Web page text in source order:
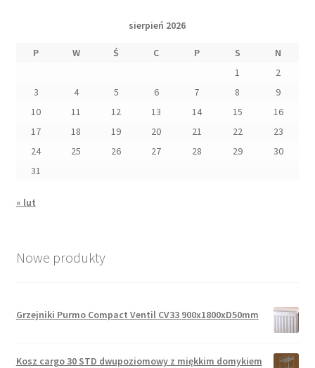
sierpień 2026
P W Ś C P S
N
1
2
3
4 5 6 7 8
9
10
11 12 13 14 15
16
17
18 19 20 21 22
23
24
25 26 27 28 29
30
31
« lut
Nowe produkty
Grzejniki Purmo Compact Ventil CV33 900x1800xD50mm
Kosz cargo 30 STD dwupoziomowy z miękkim domykiem